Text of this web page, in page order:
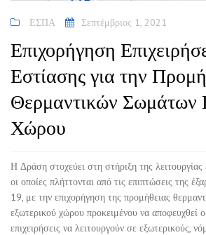
ΕΣΠΑ Σεπτέμβριος 1, 2021
Επιχορήγηση
Εστίασης για την
Θερμαντικών Σωμάτων
Χώρου
Η Δράση στοχεύει στη στήριξη της λειτουργίας
οι οποίες πλήττονται από τις επιπτώσεις της
19, με την επιχορήγηση της προμήθειας
εξωτερικού χώρου προκειμένου να αποφευχθεί
επιχειρήσεις να λειτουργούν σε εξωτερικούς,